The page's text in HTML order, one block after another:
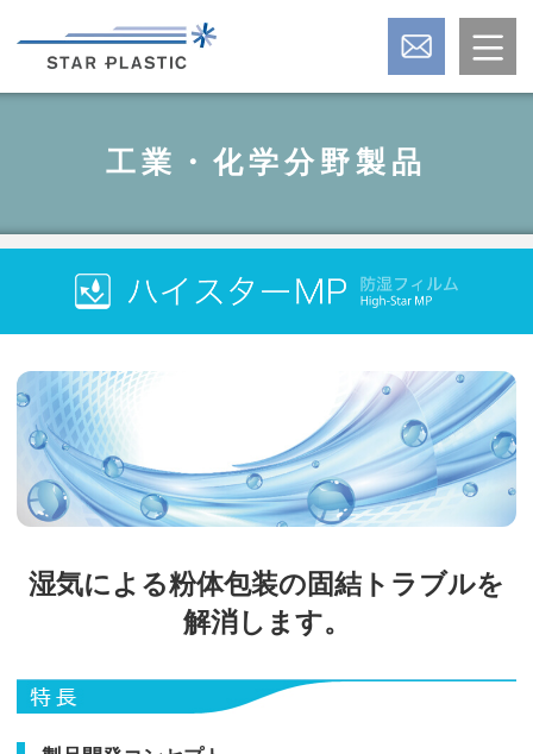
工業・化学分野製品
湿気による粉体包装の固結トラブルを
解消します。